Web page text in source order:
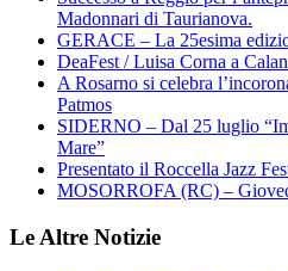
Madonnari di Taurianova.
GERACE – La 25esima
DeaFest / Luisa Corna a
A Rosarno si celebra
Patmos
SIDERNO – Dal 25 luglio
Mare”
Presentato il Roccella Jazz
MOSORROFA (RC) –
Le Altre Notizie